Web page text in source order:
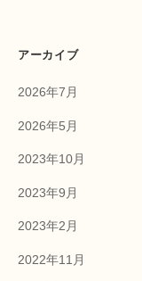
アーカイブ
2026年7月
2026年5月
2023年10月
2023年9月
2023年2月
2022年11月